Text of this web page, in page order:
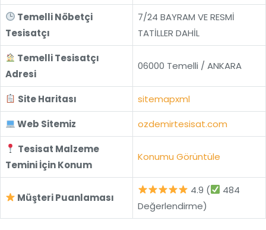
Temelli Nöbetçi
Tesisatçı
7/24 BAYRAM VE RESMİ
TATİLLER DAHİL
Temelli Tesisatçı
Adresi
06000 Temelli / ANKARA
Site Haritası
sitemapxml
Web Sitemiz
ozdemirtesisat.com
Tesisat Malzeme
Temini İçin Konum
Konumu Görüntüle
Müşteri Puanlaması
4.9 (
484
Değerlendirme)